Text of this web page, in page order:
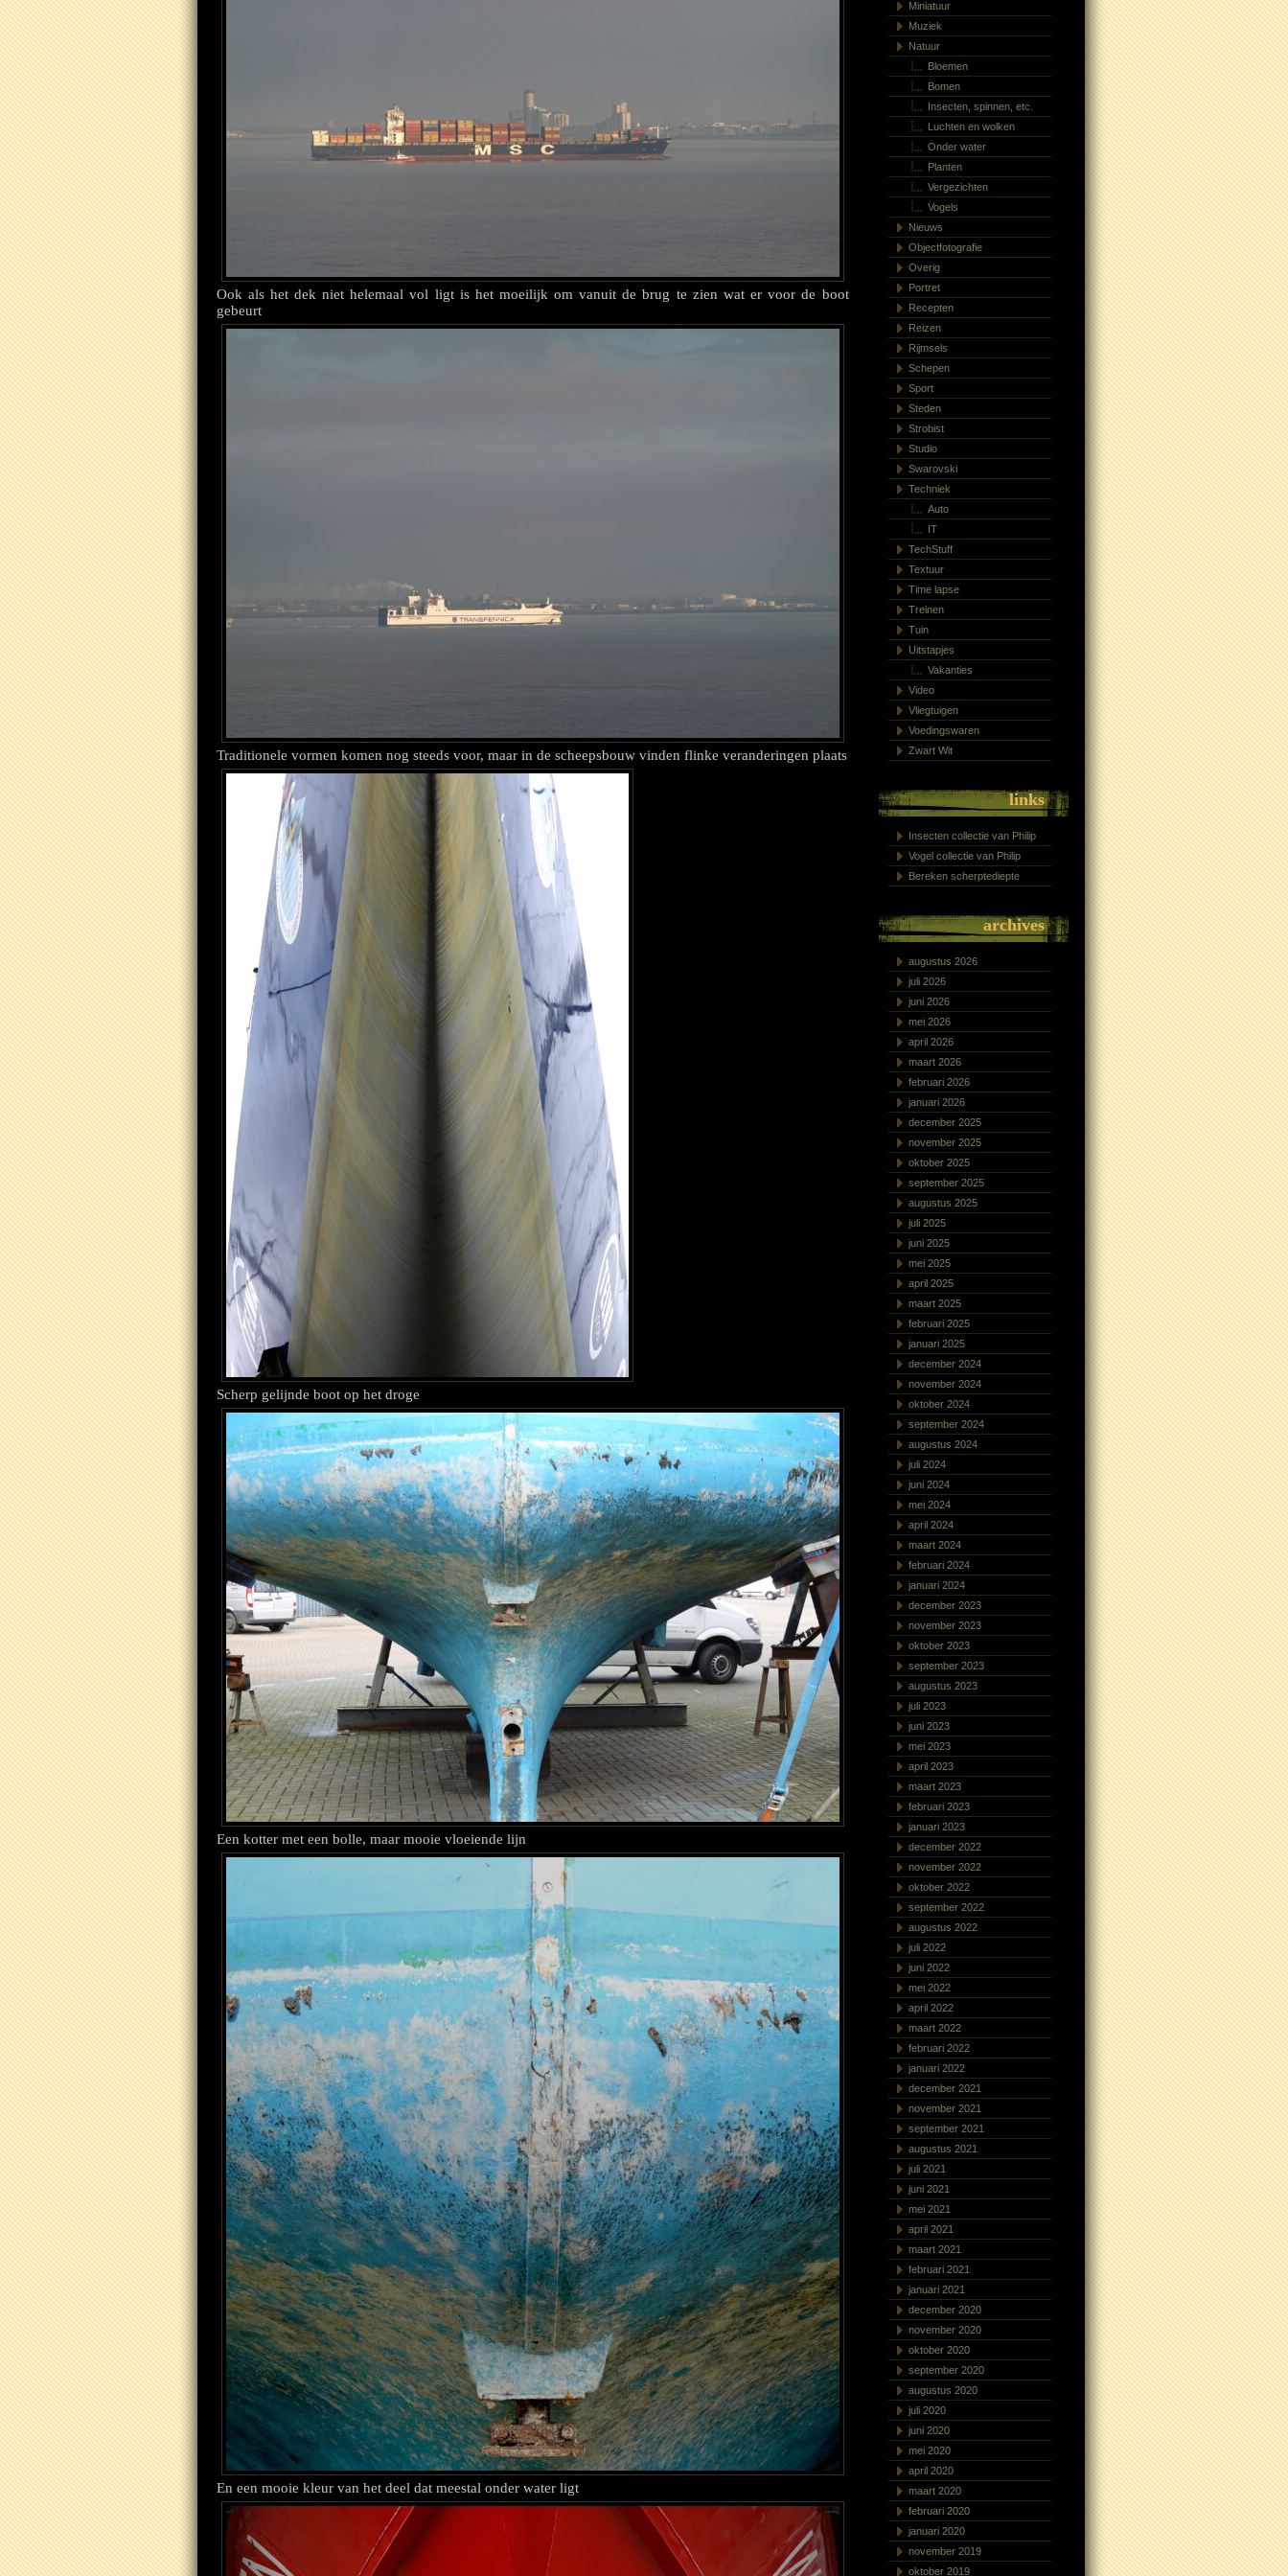
Ook als het dek niet helemaal vol ligt is het moeilijk om vanuit de brug te zien wat er voor de boot
gebeurt
Traditionele vormen komen nog steeds voor, maar in de scheepsbouw vinden flinke veranderingen plaats
Scherp gelijnde boot op het droge
Een kotter met een bolle, maar mooie vloeiende lijn
En een mooie kleur van het deel dat meestal onder water ligt
Miniatuur
Muziek
Natuur
Bloemen
Bomen
Insecten, spinnen, etc.
Luchten en wolken
Onder water
Planten
Vergezichten
Vogels
Nieuws
Objectfotografie
Overig
Portret
Recepten
Reizen
Rijmsels
Schepen
Sport
Steden
Strobist
Studio
Swarovski
Techniek
Auto
IT
TechStuff
Textuur
Time lapse
Treinen
Tuin
Uitstapjes
Vakanties
Video
Vliegtuigen
Voedingswaren
Zwart Wit
links
Insecten collectie van Philip
Vogel collectie van Philip
Bereken scherptediepte
archives
augustus 2026
juli 2026
juni 2026
mei 2026
april 2026
maart 2026
februari 2026
januari 2026
december 2025
november 2025
oktober 2025
september 2025
augustus 2025
juli 2025
juni 2025
mei 2025
april 2025
maart 2025
februari 2025
januari 2025
december 2024
november 2024
oktober 2024
september 2024
augustus 2024
juli 2024
juni 2024
mei 2024
april 2024
maart 2024
februari 2024
januari 2024
december 2023
november 2023
oktober 2023
september 2023
augustus 2023
juli 2023
juni 2023
mei 2023
april 2023
maart 2023
februari 2023
januari 2023
december 2022
november 2022
oktober 2022
september 2022
augustus 2022
juli 2022
juni 2022
mei 2022
april 2022
maart 2022
februari 2022
januari 2022
december 2021
november 2021
september 2021
augustus 2021
juli 2021
juni 2021
mei 2021
april 2021
maart 2021
februari 2021
januari 2021
december 2020
november 2020
oktober 2020
september 2020
augustus 2020
juli 2020
juni 2020
mei 2020
april 2020
maart 2020
februari 2020
januari 2020
november 2019
oktober 2019